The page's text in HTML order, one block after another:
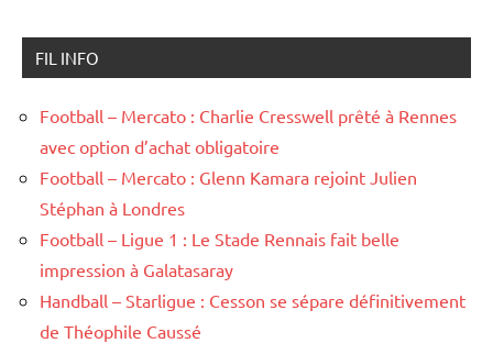
FIL INFO
Football – Mercato : Charlie Cresswell prêté à Rennes
avec option d’achat obligatoire
Football – Mercato : Glenn Kamara rejoint Julien
Stéphan à Londres
Football – Ligue 1 : Le Stade Rennais fait belle
impression à Galatasaray
Handball – Starligue : Cesson se sépare définitivement
de Théophile Caussé